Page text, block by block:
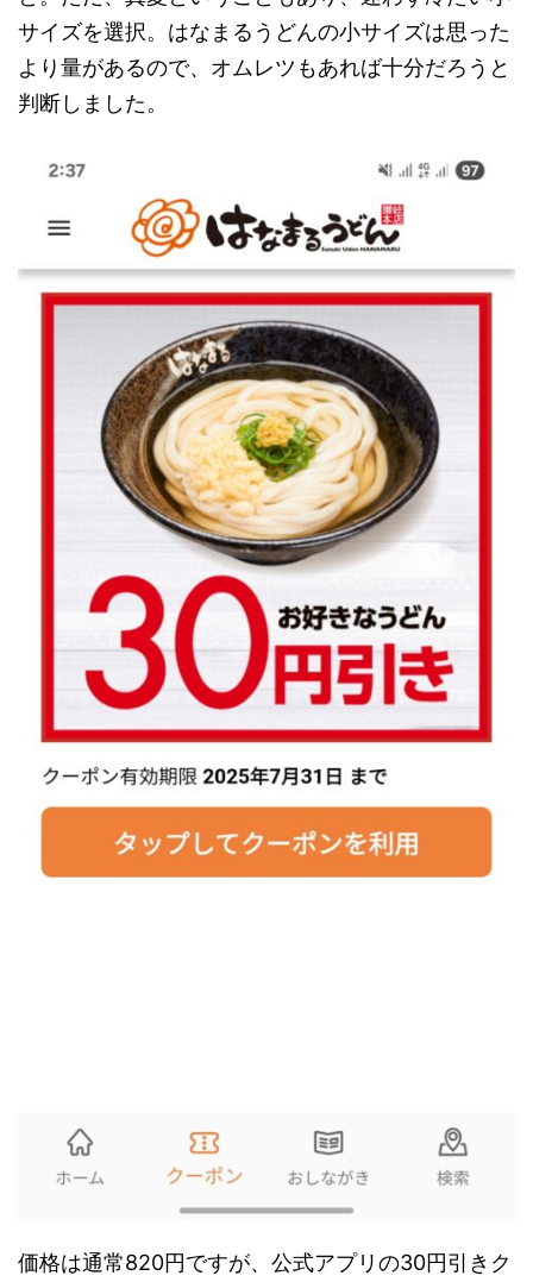
サイズを選択。はなまるうどんの小サイズは思った
より量があるので、オムレツもあれば十分だろうと
判断しました。
価格は通常820円ですが、公式アプリの30円引きク